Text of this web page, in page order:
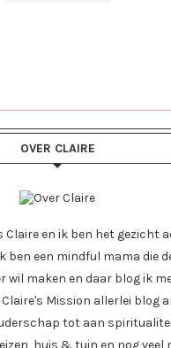
OVER CLAIRE
Claire en ik ben het gezicht
ben een mindful mama die
wil maken en daar blog ik
Claire's Mission allerlei blog
tot aan
huis & tuin en nog veel